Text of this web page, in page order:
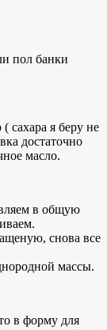
пол банки
сахара я беру не
достаточно
масло.
в общую
снова все
массы.
в форму для